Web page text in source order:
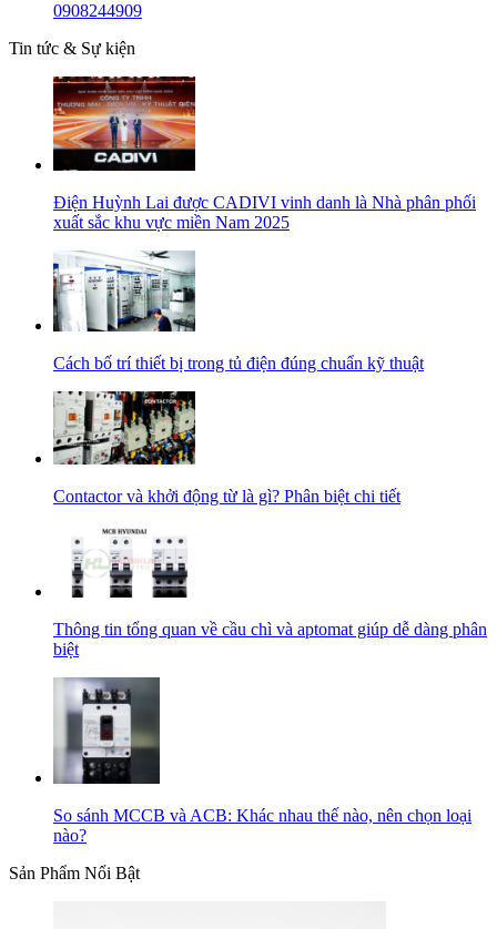
0908244909
Tin tức & Sự kiện
Điện Huỳnh Lai được CADIVI vinh danh là Nhà phân phối
xuất sắc khu vực miền Nam 2025
Cách bố trí thiết bị trong tủ điện đúng chuẩn kỹ thuật
Contactor và khởi động từ là gì? Phân biệt chi tiết
Thông tin tổng quan về cầu chì và aptomat giúp dễ dàng phân
biệt
So sánh MCCB và ACB: Khác nhau thế nào, nên chọn loại
nào?
Sản Phẩm Nổi Bật